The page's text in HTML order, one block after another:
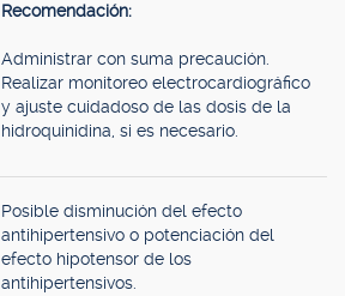
Recomendación:
Administrar con suma precaución.
Realizar monitoreo electrocardiográfico
y ajuste cuidadoso de las dosis de la
hidroquinidina, si es necesario.
Posible disminución del efecto
antihipertensivo o potenciación del
efecto hipotensor de los
antihipertensivos.